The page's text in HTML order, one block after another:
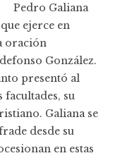
Pedro Galiana
ejerce en
oración
González.
presentó al
su
Galiana se
desde su
en estas